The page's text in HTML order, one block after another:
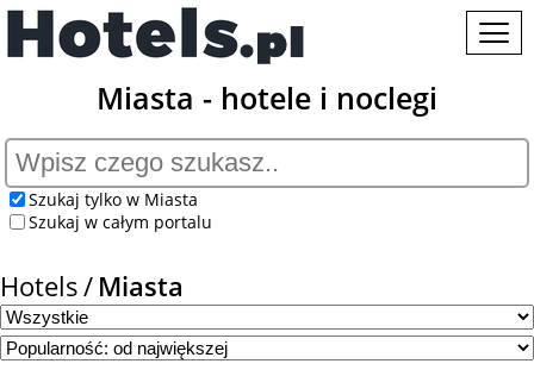
Miasta - hotele i noclegi
Szukaj tylko w Miasta
Szukaj w całym portalu
Hotels Miasta